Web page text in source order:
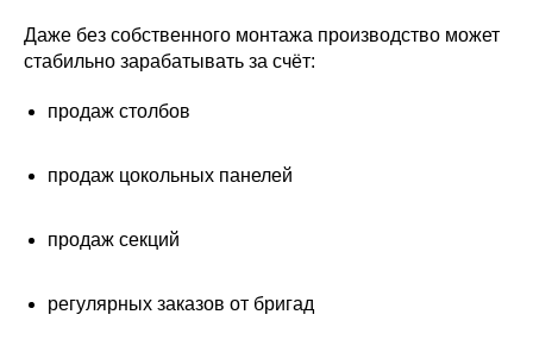
Даже без собственного монтажа производство может
стабильно зарабатывать за счёт:
продаж столбов
продаж цокольных панелей
продаж секций
регулярных заказов от бригад